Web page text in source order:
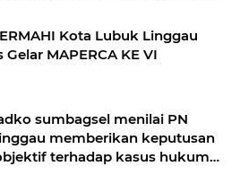
Kota Lubuk Linggau
Gelar MAPERCA KE VI
sumbagsel menilai PN
memberikan keputusan
terhadap kasus hukum